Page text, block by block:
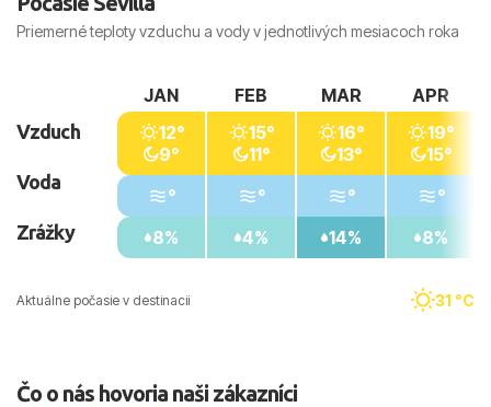
Priemerné teploty vzduchu a vody v jednotlivých mesiacoch roka
Aktuálne počasie v destinacii 31 °C
Vzduch
Voda
Zrážky
JAN
12°
9°
°
8%
FEB
15°
11°
°
4%
MAR
16°
13°
°
14%
APR
19°
15°
°
8%
Čo o nás hovoria naši zákazníci